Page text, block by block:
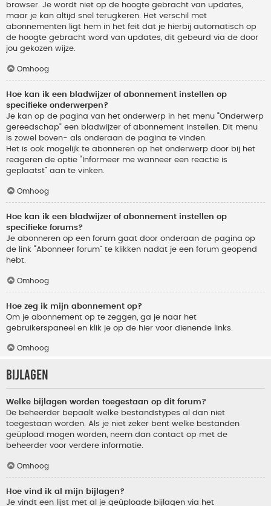
browser. Je wordt niet op de hoogte gebracht van updates,
maar je kan altijd snel terugkeren. Het verschil met
abonnementen ligt hem in het feit dat je hierbij automatisch op
de hoogte gebracht word van updates, dit gebeurd via de door
jou gekozen wijze.
Omhoog
Hoe kan ik een bladwijzer of abonnement instellen op
specifieke onderwerpen?
Je kan op de pagina van het onderwerp in het menu “Onderwerp
gereedschap” een bladwijzer of abonnement instellen. Dit menu
is zowel boven- als onderaan de pagina te vinden.
Het is ook mogelijk te abonneren op het onderwerp door bij het
reageren de optie “Informeer me wanneer een reactie is
geplaatst” aan te vinken.
Omhoog
Hoe kan ik een bladwijzer of abonnement instellen op
specifieke forums?
Je abonneren op een forum gaat door onderaan de pagina op
de link “Abonneer forum” te klikken nadat je een forum geopend
hebt.
Omhoog
Hoe zeg ik mijn abonnement op?
Om je abonnement op te zeggen, ga je naar het
gebruikerspaneel en klik je op de hier voor dienende links.
Omhoog
Bijlagen
Welke bijlagen worden toegestaan op dit forum?
De beheerder bepaalt welke bestandstypes al dan niet
toegestaan worden. Als je niet zeker bent welke bestanden
geüpload mogen worden, neem dan contact op met de
beheerder voor verdere informatie.
Omhoog
Hoe vind ik al mijn bijlagen?
Je vindt een lijst met al je geüploade bijlagen via het